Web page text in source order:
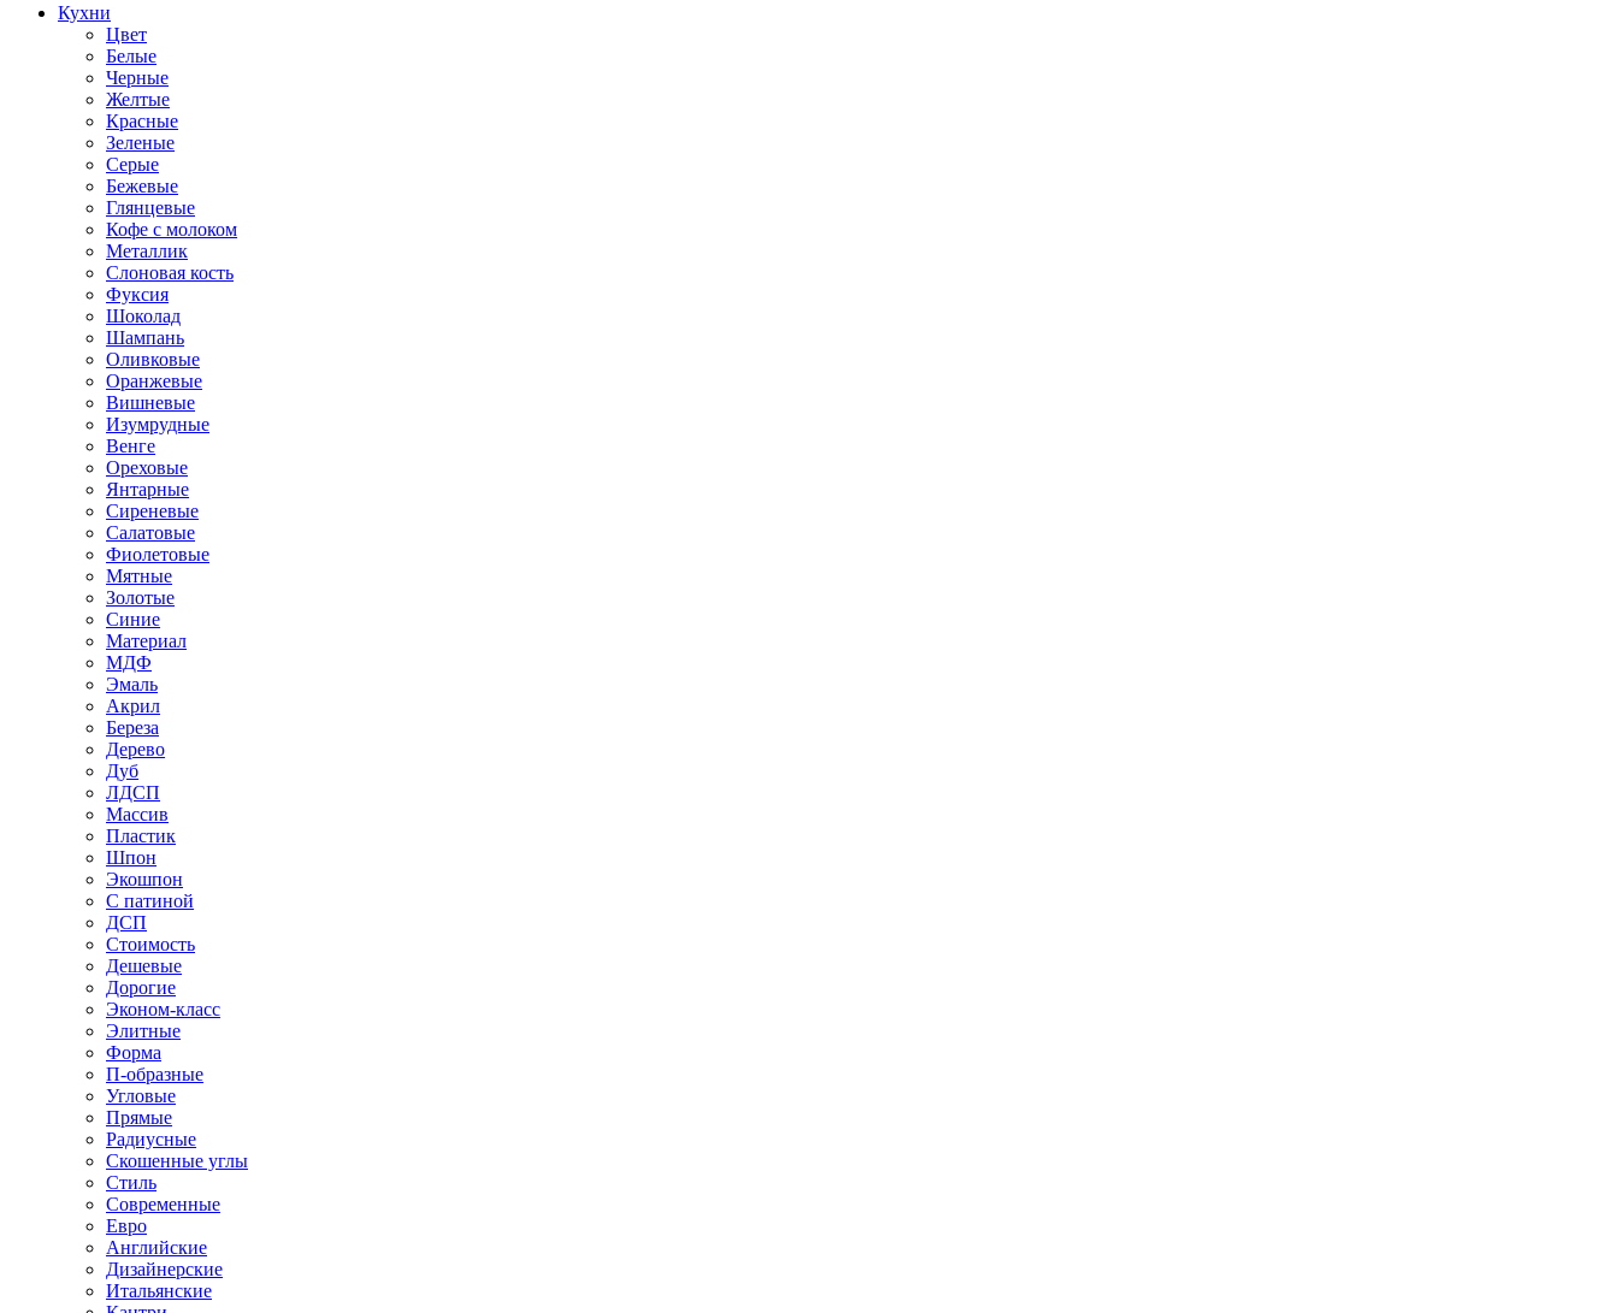
Кухни
Цвет
Белые
Черные
Желтые
Красные
Зеленые
Серые
Бежевые
Глянцевые
Кофе с молоком
Металлик
Слоновая кость
Фуксия
Шоколад
Шампань
Оливковые
Оранжевые
Вишневые
Изумрудные
Венге
Ореховые
Янтарные
Сиреневые
Салатовые
Фиолетовые
Мятные
Золотые
Синие
Материал
МДФ
Эмаль
Акрил
Береза
Дерево
Дуб
ЛДСП
Массив
Пластик
Шпон
Экошпон
С патиной
ДСП
Стоимость
Дешевые
Дорогие
Эконом-класс
Элитные
Форма
П-образные
Угловые
Прямые
Радиусные
Скошенные углы
Стиль
Современные
Евро
Английские
Дизайнерские
Итальянские